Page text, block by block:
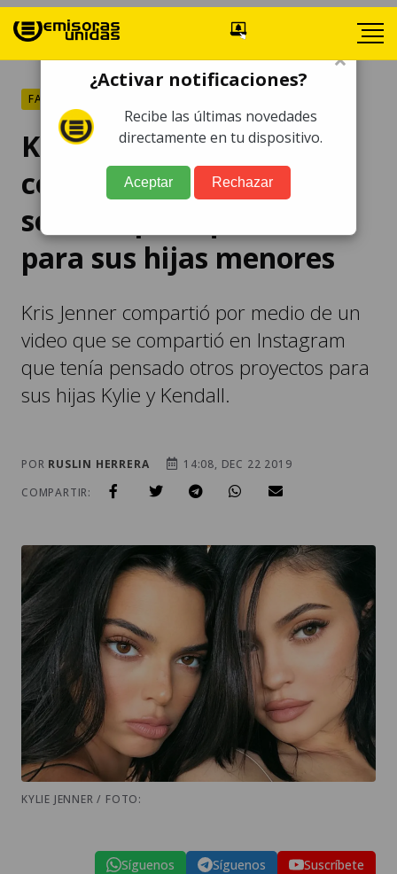
FARÁNDULA
Kris Jenner revela
controversial detalle
sobre el plan que tenía
para sus hijas menores
Kris Jenner compartió por medio de un
video que se compartió en Instagram
que tenía pensado otros proyectos para
sus hijas Kylie y Kendall.
POR RUSLIN HERRERA
14:08, DEC 22 2019
COMPARTIR:
KYLIE JENNER / FOTO:
Síguenos Síguenos Suscríbete
×
¿Activar notificaciones?
Recibe las últimas novedades
directamente en tu dispositivo.
Aceptar Rechazar